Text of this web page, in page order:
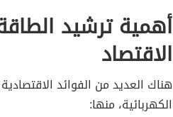
أهمية ترشيد
الاقتصاد
هناك العديد من الفوائد
الكهربائية، منها: